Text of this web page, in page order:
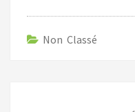
Non Classé